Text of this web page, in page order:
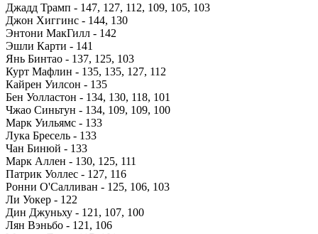
Джадд Трамп - 147, 127, 112, 109, 105, 103
Джон Хиггинс - 144, 130
Энтони МакГилл - 142
Эшли Карти - 141
Янь Бинтао - 137, 125, 103
Курт Мафлин - 135, 135, 127, 112
Кайрен Уилсон - 135
Бен Уолластон - 134, 130, 118, 101
Чжао Синьтун - 134, 109, 109, 100
Марк Уильямс - 133
Лука Бресель - 133
Чан Бинюй - 133
Марк Аллен - 130, 125, 111
Патрик Уоллес - 127, 116
Ронни О'Салливан - 125, 106, 103
Ли Уокер - 122
Дин Джуньху - 121, 107, 100
Лян Вэньбо - 121, 106